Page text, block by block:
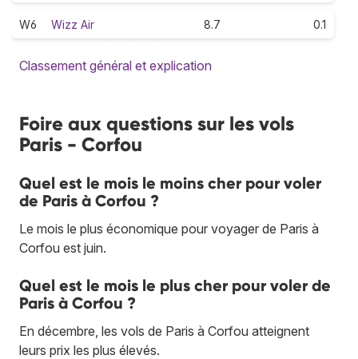
W6 Wizz Air 8.7 0.1
Classement général et explication
Foire aux questions sur les vols
Paris - Corfou
Quel est le mois le moins cher pour voler
de Paris à Corfou ?
Le mois le plus économique pour voyager de Paris à
Corfou est juin.
Quel est le mois le plus cher pour voler de
Paris à Corfou ?
En décembre, les vols de Paris à Corfou atteignent
leurs prix les plus élevés.